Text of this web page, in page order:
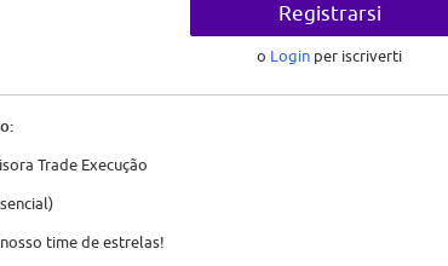
Registrarsi
o Login per iscriverti
Trade Execução
time de estrelas!